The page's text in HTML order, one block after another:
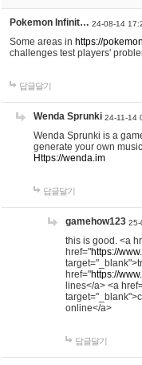
Pokemon Infinit… 24-08-14
Some areas in https://
challenges test players'
답글달기
Wenda Sprunki 24-11-14
Wenda Sprunki is a
generate your own
Https://wenda.im
답글달기
gamehow123 25-
this is good. <a
href="https://
href="https://
lines</a> <a
online</a>
답글달기